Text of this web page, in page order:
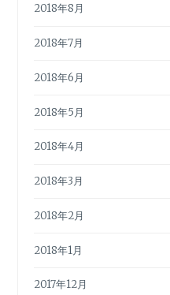
2018年8月
2018年7月
2018年6月
2018年5月
2018年4月
2018年3月
2018年2月
2018年1月
2017年12月